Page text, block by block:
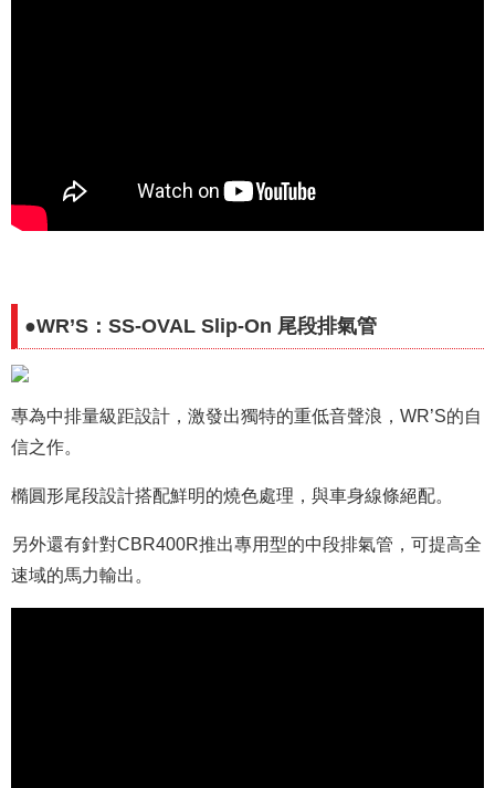
●WR’S：SS-OVAL Slip-On 尾段排氣管
專為中排量級距設計，激發出獨特的重低音聲浪，WR’S的自
信之作。
橢圓形尾段設計搭配鮮明的燒色處理，與車身線條絕配。
另外還有針對CBR400R推出專用型的中段排氣管，可提高全
速域的馬力輸出。